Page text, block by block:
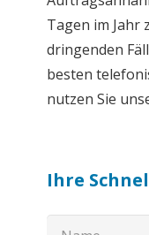
Tagen im Jahr zu für Sie zu
dringenden
besten
Ihre